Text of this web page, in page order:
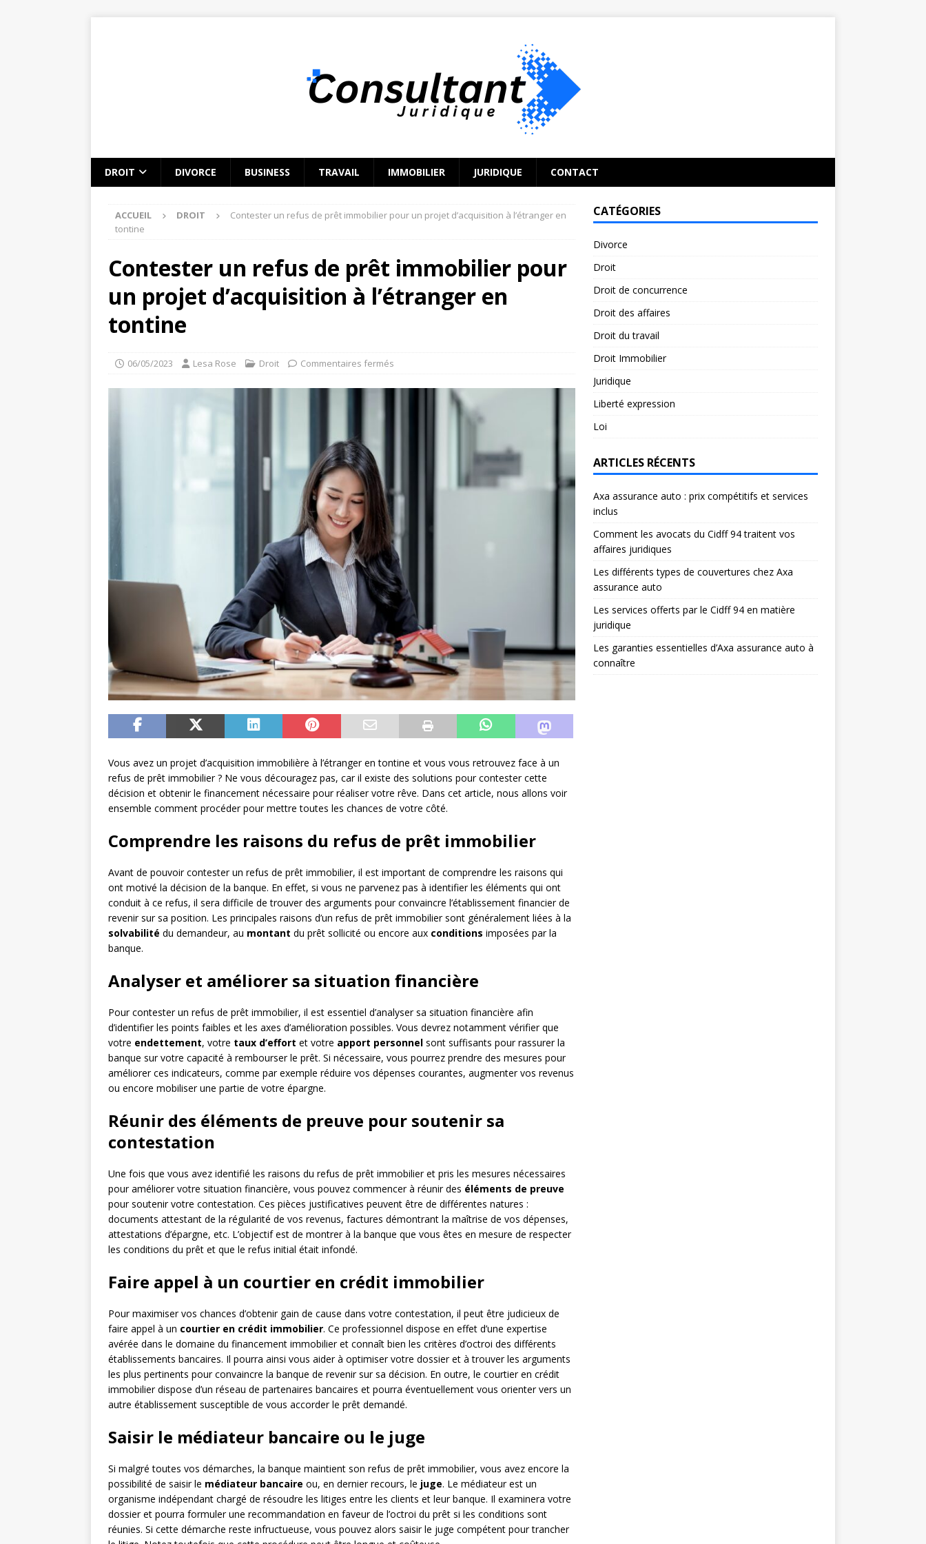
DROIT DIVORCE BUSINESS TRAVAIL IMMOBILIER JURIDIQUE CONTACT
ACCUEIL DROIT
Contester un refus de prêt immobilier pour un projet d’acquisition à l’étranger en
tontine
Contester un refus de prêt immobilier pour
un projet d’acquisition à l’étranger en
tontine
06/05/2023 Lesa Rose Droit Commentaires fermés
Vous avez un projet d’acquisition immobilière à l’étranger en tontine et vous vous retrouvez face à un
refus de prêt immobilier ? Ne vous découragez pas, car il existe des solutions pour contester cette
décision et obtenir le financement nécessaire pour réaliser votre rêve. Dans cet article, nous allons voir
ensemble comment procéder pour mettre toutes les chances de votre côté.
Comprendre les raisons du refus de prêt immobilier
Avant de pouvoir contester un refus de prêt immobilier, il est important de comprendre les raisons qui
ont motivé la décision de la banque. En effet, si vous ne parvenez pas à identifier les éléments qui ont
conduit à ce refus, il sera difficile de trouver des arguments pour convaincre l’établissement financier de
revenir sur sa position. Les principales raisons d’un refus de prêt immobilier sont généralement liées à la
solvabilité du demandeur, au montant du prêt sollicité ou encore aux conditions imposées par la
banque.
Analyser et améliorer sa situation financière
Pour contester un refus de prêt immobilier, il est essentiel d’analyser sa situation financière afin
d’identifier les points faibles et les axes d’amélioration possibles. Vous devrez notamment vérifier que
votre endettement, votre taux d’effort et votre apport personnel sont suffisants pour rassurer la
banque sur votre capacité à rembourser le prêt. Si nécessaire, vous pourrez prendre des mesures pour
améliorer ces indicateurs, comme par exemple réduire vos dépenses courantes, augmenter vos revenus
ou encore mobiliser une partie de votre épargne.
Réunir des éléments de preuve pour soutenir sa
contestation
Une fois que vous avez identifié les raisons du refus de prêt immobilier et pris les mesures nécessaires
pour améliorer votre situation financière, vous pouvez commencer à réunir des éléments de preuve
pour soutenir votre contestation. Ces pièces justificatives peuvent être de différentes natures :
documents attestant de la régularité de vos revenus, factures démontrant la maîtrise de vos dépenses,
attestations d’épargne, etc. L’objectif est de montrer à la banque que vous êtes en mesure de respecter
les conditions du prêt et que le refus initial était infondé.
Faire appel à un courtier en crédit immobilier
Pour maximiser vos chances d’obtenir gain de cause dans votre contestation, il peut être judicieux de
faire appel à un courtier en crédit immobilier. Ce professionnel dispose en effet d’une expertise
avérée dans le domaine du financement immobilier et connaît bien les critères d’octroi des différents
établissements bancaires. Il pourra ainsi vous aider à optimiser votre dossier et à trouver les arguments
les plus pertinents pour convaincre la banque de revenir sur sa décision. En outre, le courtier en crédit
immobilier dispose d’un réseau de partenaires bancaires et pourra éventuellement vous orienter vers un
autre établissement susceptible de vous accorder le prêt demandé.
Saisir le médiateur bancaire ou le juge
Si malgré toutes vos démarches, la banque maintient son refus de prêt immobilier, vous avez encore la
possibilité de saisir le médiateur bancaire ou, en dernier recours, le juge. Le médiateur est un
organisme indépendant chargé de résoudre les litiges entre les clients et leur banque. Il examinera votre
dossier et pourra formuler une recommandation en faveur de l’octroi du prêt si les conditions sont
réunies. Si cette démarche reste infructueuse, vous pouvez alors saisir le juge compétent pour trancher
CATÉGORIES
Divorce
Droit
Droit de concurrence
Droit des affaires
Droit du travail
Droit Immobilier
Juridique
Liberté expression
Loi
ARTICLES RÉCENTS
Axa assurance auto : prix compétitifs et services
inclus
Comment les avocats du Cidff 94 traitent vos
affaires juridiques
Les différents types de couvertures chez Axa
assurance auto
Les services offerts par le Cidff 94 en matière
juridique
Les garanties essentielles d’Axa assurance auto à
connaître